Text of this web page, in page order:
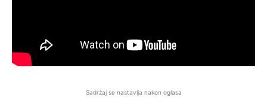
Sadržaj se nastavlja nakon oglasa